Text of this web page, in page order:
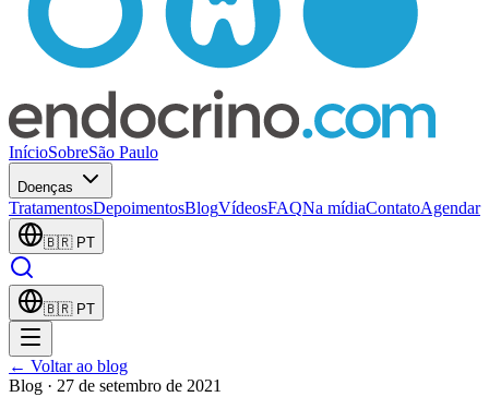
InícioSobreSão Paulo
Doenças
TratamentosDepoimentosBlogVídeosFAQNa mídiaContatoAgendar
🇧🇷 PT
🇧🇷 PT
← Voltar ao blog
Blog · 27 de setembro de 2021